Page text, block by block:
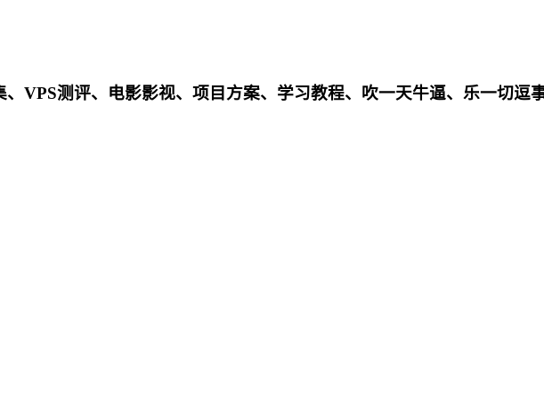
VPS测评、电影影视、项目方案、学习教程、吹一天牛逼、乐一切逗